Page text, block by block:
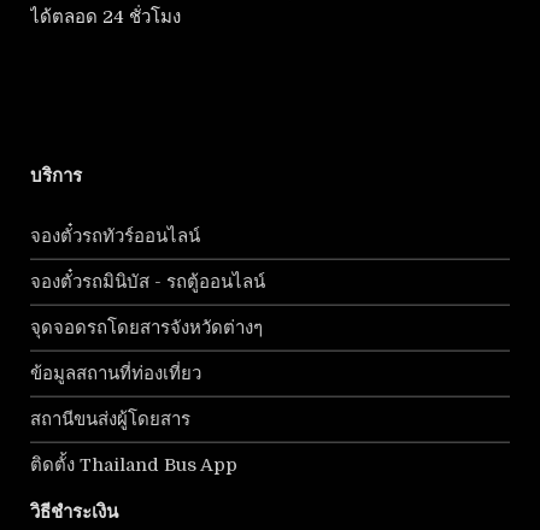
ได้ตลอด 24 ชั่วโมง
บริการ
จองตั๋วรถทัวร์ออนไลน์
จองตั๋วรถมินิบัส - รถตู้ออนไลน์
จุดจอดรถโดยสารจังหวัดต่างๆ
ข้อมูลสถานที่ท่องเที่ยว
สถานีขนส่งผู้โดยสาร
ติดตั้ง Thailand Bus App
วิธีชำระเงิน